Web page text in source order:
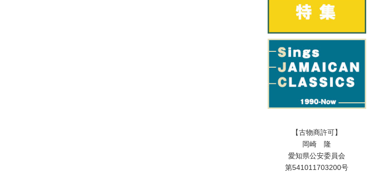
【古物商許可】
岡崎 隆
愛知県公安委員会
第541011703200号